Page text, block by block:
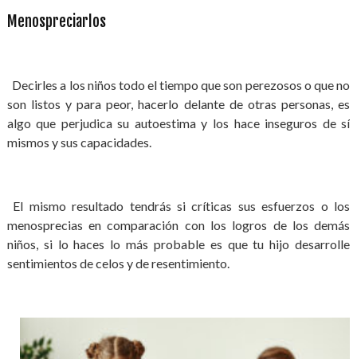
Menospreciarlos
Decirles a los niños todo el tiempo que son perezosos o que no
son listos y para peor, hacerlo delante de otras personas, es
algo que perjudica su autoestima y los hace inseguros de sí
mismos y sus capacidades.
El mismo resultado tendrás si críticas sus esfuerzos o los
menosprecias en comparación con los logros de los demás
niños, si lo haces lo más probable es que tu hijo desarrolle
sentimientos de celos y de resentimiento.